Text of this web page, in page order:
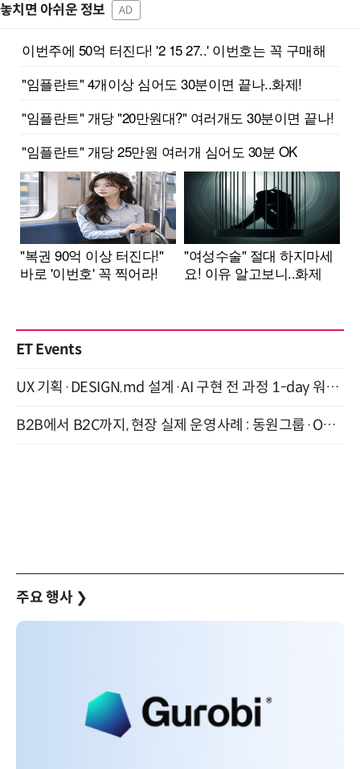
놓치면 아쉬운 정보 AD
ET Events
UX 기획·DESIGN.md 설계·AI 구현 전 과정 1-day 워크숍 with Claude Code·Codex 9월 15일 개최
B2B에서 B2C까지, 현장 실제 운영사례 : 동원그룹·OCI·다이닝브랜즈그룹·당근 (8/27)
주요 행사 ❯